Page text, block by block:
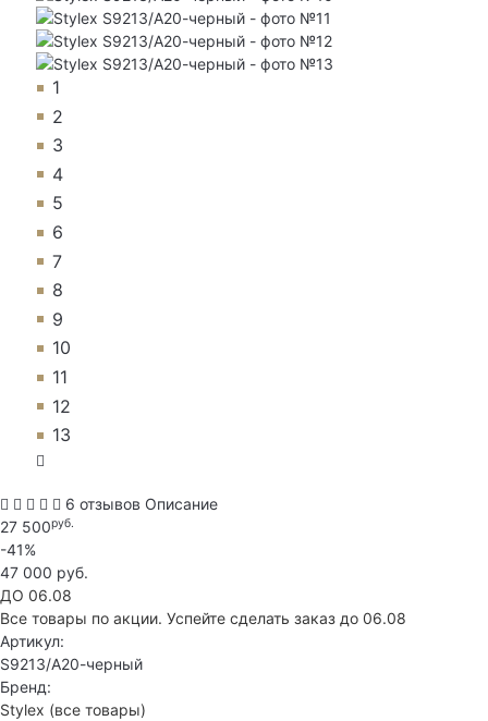
1
2
3
4
5
6
7
8
9
10
11
12
13
6 отзывов Описание
27 500руб.
-41%
47 000 руб.
ДО 06.08
Все товары по акции. Успейте сделать заказ до 06.08
Артикул:
S9213/А20-черный
Бренд:
Stylex (все товары)